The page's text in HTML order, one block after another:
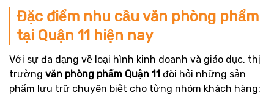
Đặc điểm nhu cầu văn phòng phẩm
tại Quận 11 hiện nay
Với sự đa dạng về loại hình kinh doanh và giáo dục, thị
trường văn phòng phẩm Quận 11 đòi hỏi những sản
phẩm lưu trữ chuyên biệt cho từng nhóm khách hàng: